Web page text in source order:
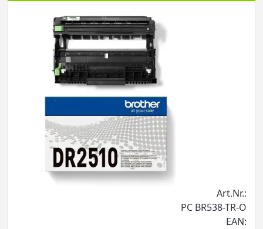
Art.Nr.:
PC BR538-TR-O
EAN: